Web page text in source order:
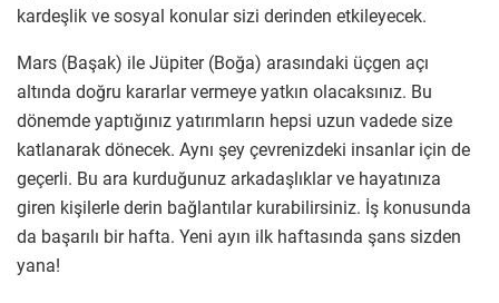
kardeşlik ve sosyal konular sizi derinden etkileyecek.
Mars (Başak) ile Jüpiter (Boğa) arasındaki üçgen açı
altında doğru kararlar vermeye yatkın olacaksınız. Bu
dönemde yaptığınız yatırımların hepsi uzun vadede size
katlanarak dönecek. Aynı şey çevrenizdeki insanlar için de
geçerli. Bu ara kurduğunuz arkadaşlıklar ve hayatınıza
giren kişilerle derin bağlantılar kurabilirsiniz. İş konusunda
da başarılı bir hafta. Yeni ayın ilk haftasında şans sizden
yana!